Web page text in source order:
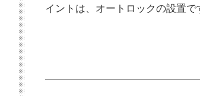
イントは、オートロックの設置で